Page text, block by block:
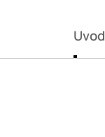
Uvod